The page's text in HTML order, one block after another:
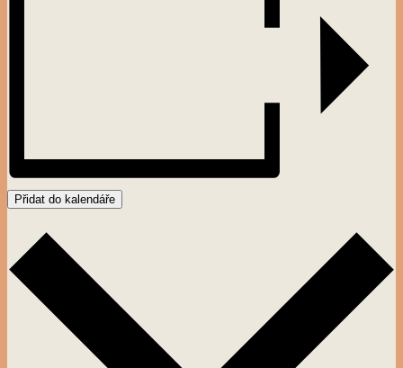
Přidat do kalendáře